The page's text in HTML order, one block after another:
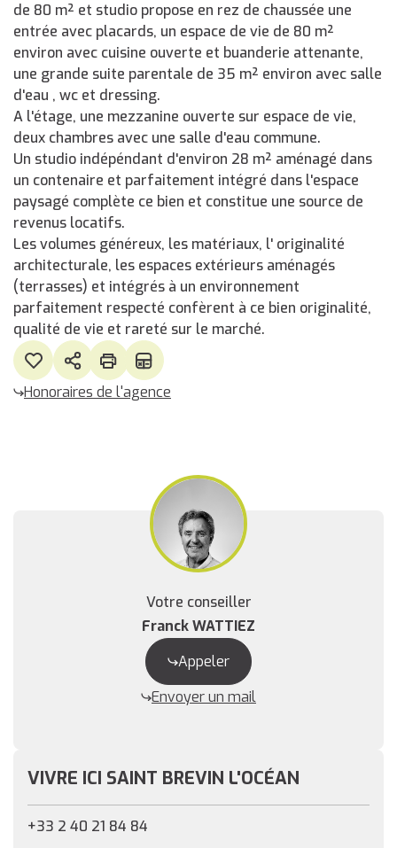
de 80 m² et studio propose en rez de chaussée une
entrée avec placards, un espace de vie de 80 m²
environ avec cuisine ouverte et buanderie attenante,
une grande suite parentale de 35 m² environ avec salle
d'eau , wc et dressing.
A l'étage, une mezzanine ouverte sur espace de vie,
deux chambres avec une salle d'eau commune.
Un studio indépéndant d'environ 28 m² aménagé dans
un contenaire et parfaitement intégré dans l'espace
paysagé complète ce bien et constitue une source de
revenus locatifs.
Les volumes généreux, les matériaux, l' originalité
architecturale, les espaces extérieurs aménagés
(terrasses) et intégrés à un environnement
parfaitement respecté confèrent à ce bien originalité,
qualité de vie et rareté sur le marché.
Honoraires de l'agence
Votre conseiller
Franck WATTIEZ
Appeler
Envoyer un mail
VIVRE ICI SAINT BREVIN L'OCÉAN
+33 2 40 21 84 84